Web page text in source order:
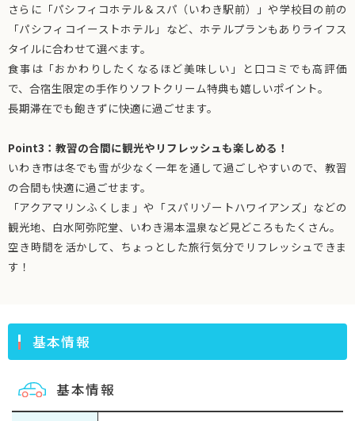
さらに「パシフィコホテル＆スパ（いわき駅前）」や学校目の前の
「パシフィコイーストホテル」など、ホテルプランもありライフス
タイルに合わせて選べます。
食事は「おかわりしたくなるほど美味しい」と口コミでも高評価
で、合宿生限定の手作りソフトクリーム特典も嬉しいポイント。
長期滞在でも飽きずに快適に過ごせます。
Point3：教習の合間に観光やリフレッシュも楽しめる！
いわき市は冬でも雪が少なく一年を通して過ごしやすいので、教習
の合間も快適に過ごせます。
「アクアマリンふくしま」や「スパリゾートハワイアンズ」などの
観光地、白水阿弥陀堂、いわき湯本温泉など見どころもたくさん。
空き時間を活かして、ちょっとした旅行気分でリフレッシュできま
す！
基本情報
基本情報